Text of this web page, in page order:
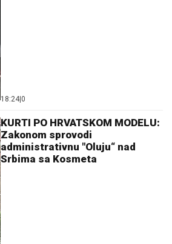
18:24|0
KURTI PO HRVATSKOM MODELU:
Zakonom sprovodi
administrativnu "Oluju“ nad
Srbima sa Kosmeta